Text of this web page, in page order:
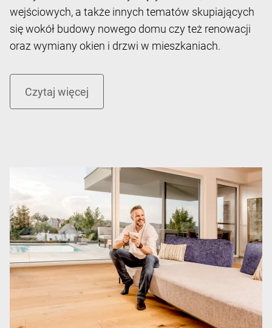
wejściowych, a także innych tematów skupiających
się wokół budowy nowego domu czy też renowacji
oraz wymiany okien i drzwi w mieszkaniach.